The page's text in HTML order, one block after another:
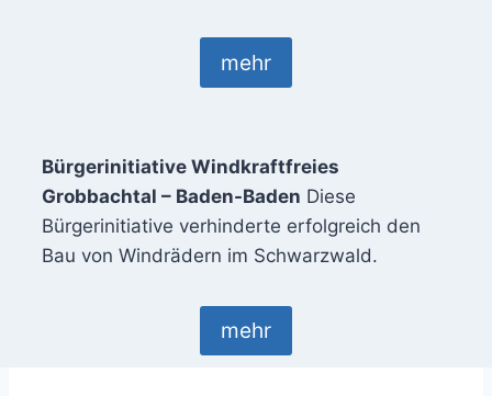
mehr
Bürgerinitiative Windkraftfreies
Grobbachtal – Baden-Baden Diese
Bürgerinitiative verhinderte erfolgreich den
Bau von Windrädern im Schwarzwald.
mehr